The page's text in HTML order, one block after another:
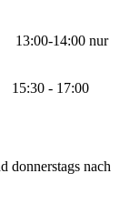
14:00 nur
- 17:00
donnerstags nach